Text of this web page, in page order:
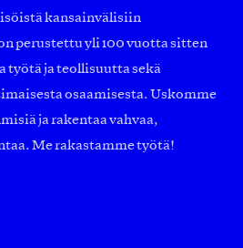
kansainvälisiin
perustettu yli 100 vuotta sitten
työtä ja teollisuutta sekä
osaamisesta. Uskomme
ja rakentaa vahvaa,
Me rakastamme työtä!